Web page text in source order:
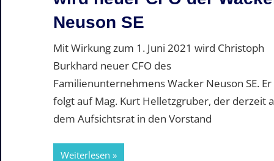
Neuson SE
Mit Wirkung zum 1. Juni 2021 wird Christoph
Burkhard neuer CFO des
Familienunternehmens Wacker Neuson SE. Er
folgt auf Mag. Kurt Helletzgruber, der derzeit
dem Aufsichtsrat in den Vorstand
Weiterlesen